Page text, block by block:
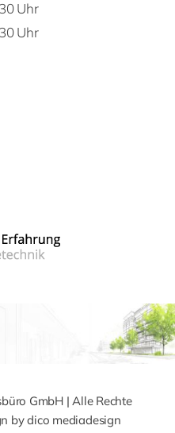
Uhr
Uhr
GmbH | Alle Rechte
bydico mediadesign